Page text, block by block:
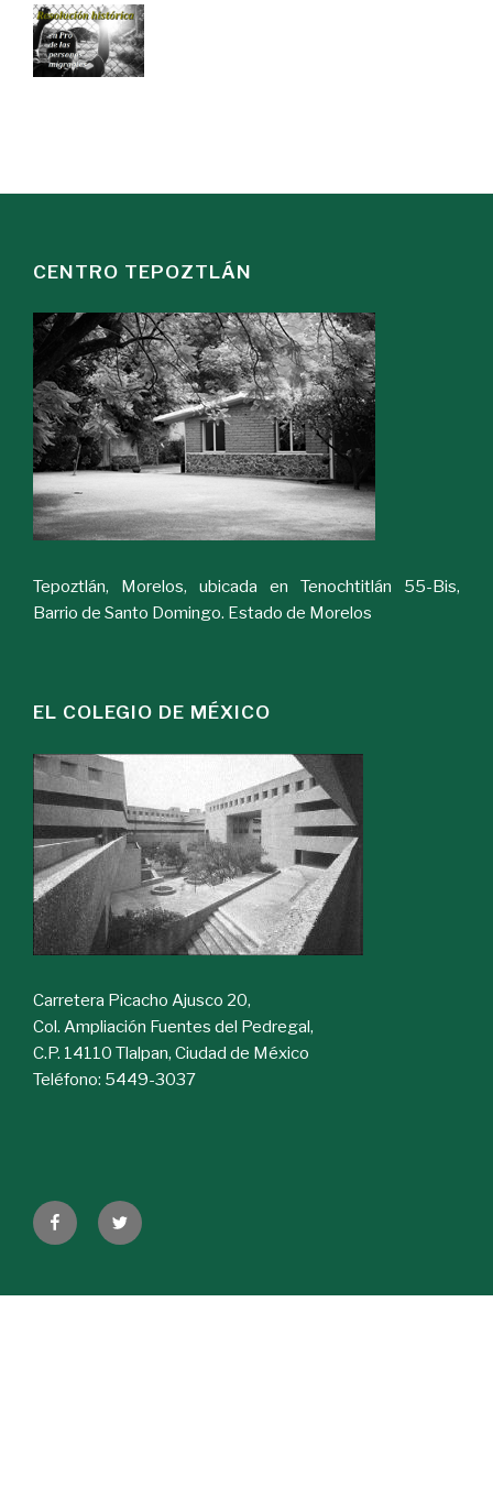
CENTRO TEPOZTLÁN
Tepoztlán, Morelos, ubicada en Tenochtitlán 55-Bis,
Barrio de Santo Domingo. Estado de Morelos
EL COLEGIO DE MÉXICO
Carretera Picacho Ajusco 20,
Col. Ampliación Fuentes del Pedregal,
C.P. 14110 Tlalpan, Ciudad de México
Teléfono: 5449-3037
FacebookTwitter